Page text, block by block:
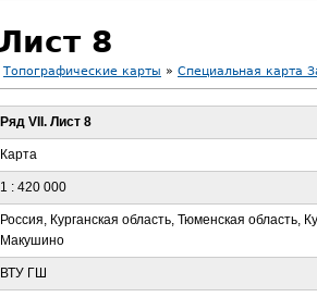
8
Топографические карты » Специальная карта
Ряд VII. Лист 8
Карта
1 : 420 000
Россия, Курганская область, Тюменская область,
Макушино
ВТУ ГШ